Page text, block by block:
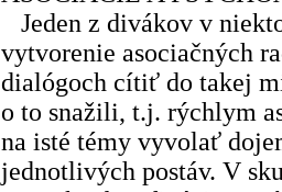
Jeden z divákov v
vytvorenie asociačných
dialógoch cítiť do takej
o to snažili, t.j. rýchlym
na isté témy vyvolať
jednotlivých postáv. V